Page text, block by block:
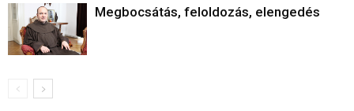
Megbocsátás, feloldozás, elengedés